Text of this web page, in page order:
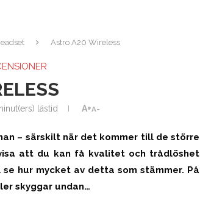
Astro A20 Wireless
lästid A+A-
– särskilt när det kommer till de större
att du kan få kvalitet och trådlöshet
hur mycket av detta som stämmer. På
skyggar undan…